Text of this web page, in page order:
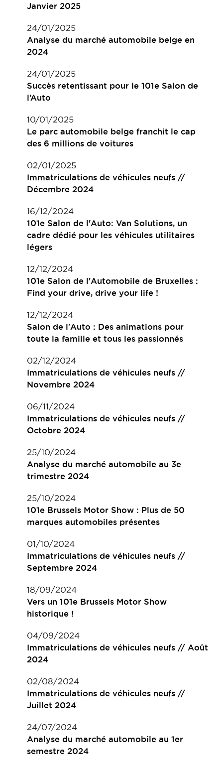
Janvier 2025
24/01/2025
Analyse du marché automobile belge en
2024
24/01/2025
Succès retentissant pour le 101e Salon de
l’Auto
10/01/2025
Le parc automobile belge franchit le cap
des 6 millions de voitures
02/01/2025
Immatriculations de véhicules neufs //
Décembre 2024
16/12/2024
101e Salon de l'Auto: Van Solutions, un
cadre dédié pour les véhicules utilitaires
légers
12/12/2024
101e Salon de l'Automobile de Bruxelles :
Find your drive, drive your life !
12/12/2024
Salon de l'Auto : Des animations pour
toute la famille et tous les passionnés
02/12/2024
Immatriculations de véhicules neufs //
Novembre 2024
06/11/2024
Immatriculations de véhicules neufs //
Octobre 2024
25/10/2024
Analyse du marché automobile au 3e
trimestre 2024
25/10/2024
101e Brussels Motor Show : Plus de 50
marques automobiles présentes
01/10/2024
Immatriculations de véhicules neufs //
Septembre 2024
18/09/2024
Vers un 101e Brussels Motor Show
historique !
04/09/2024
Immatriculations de véhicules neufs // Août
2024
02/08/2024
Immatriculations de véhicules neufs //
Juillet 2024
24/07/2024
Analyse du marché automobile au 1er
semestre 2024